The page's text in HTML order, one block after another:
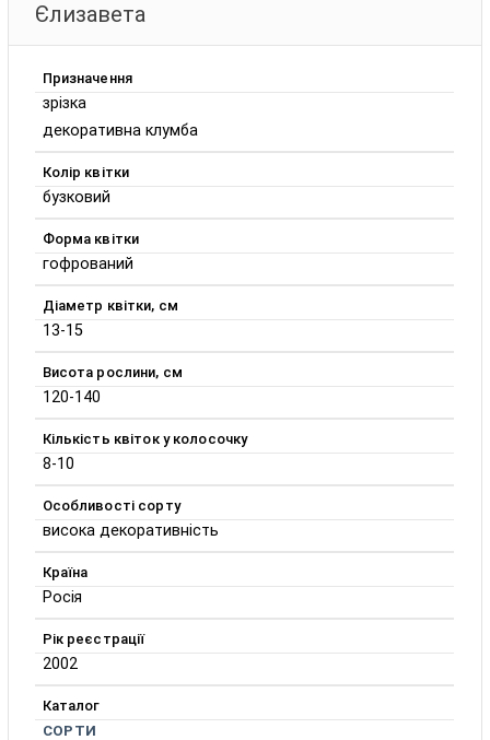
Єлизавета
Призначення
зрізка
декоративна клумба
Колір квітки
бузковий
Форма квітки
гофрований
Діаметр квітки, см
13-15
Висота рослини, см
120-140
Кількість квіток у колосочку
8-10
Особливості сорту
висока декоративність
Країна
Росія
Рік реєстрації
2002
Каталог
СОРТИ